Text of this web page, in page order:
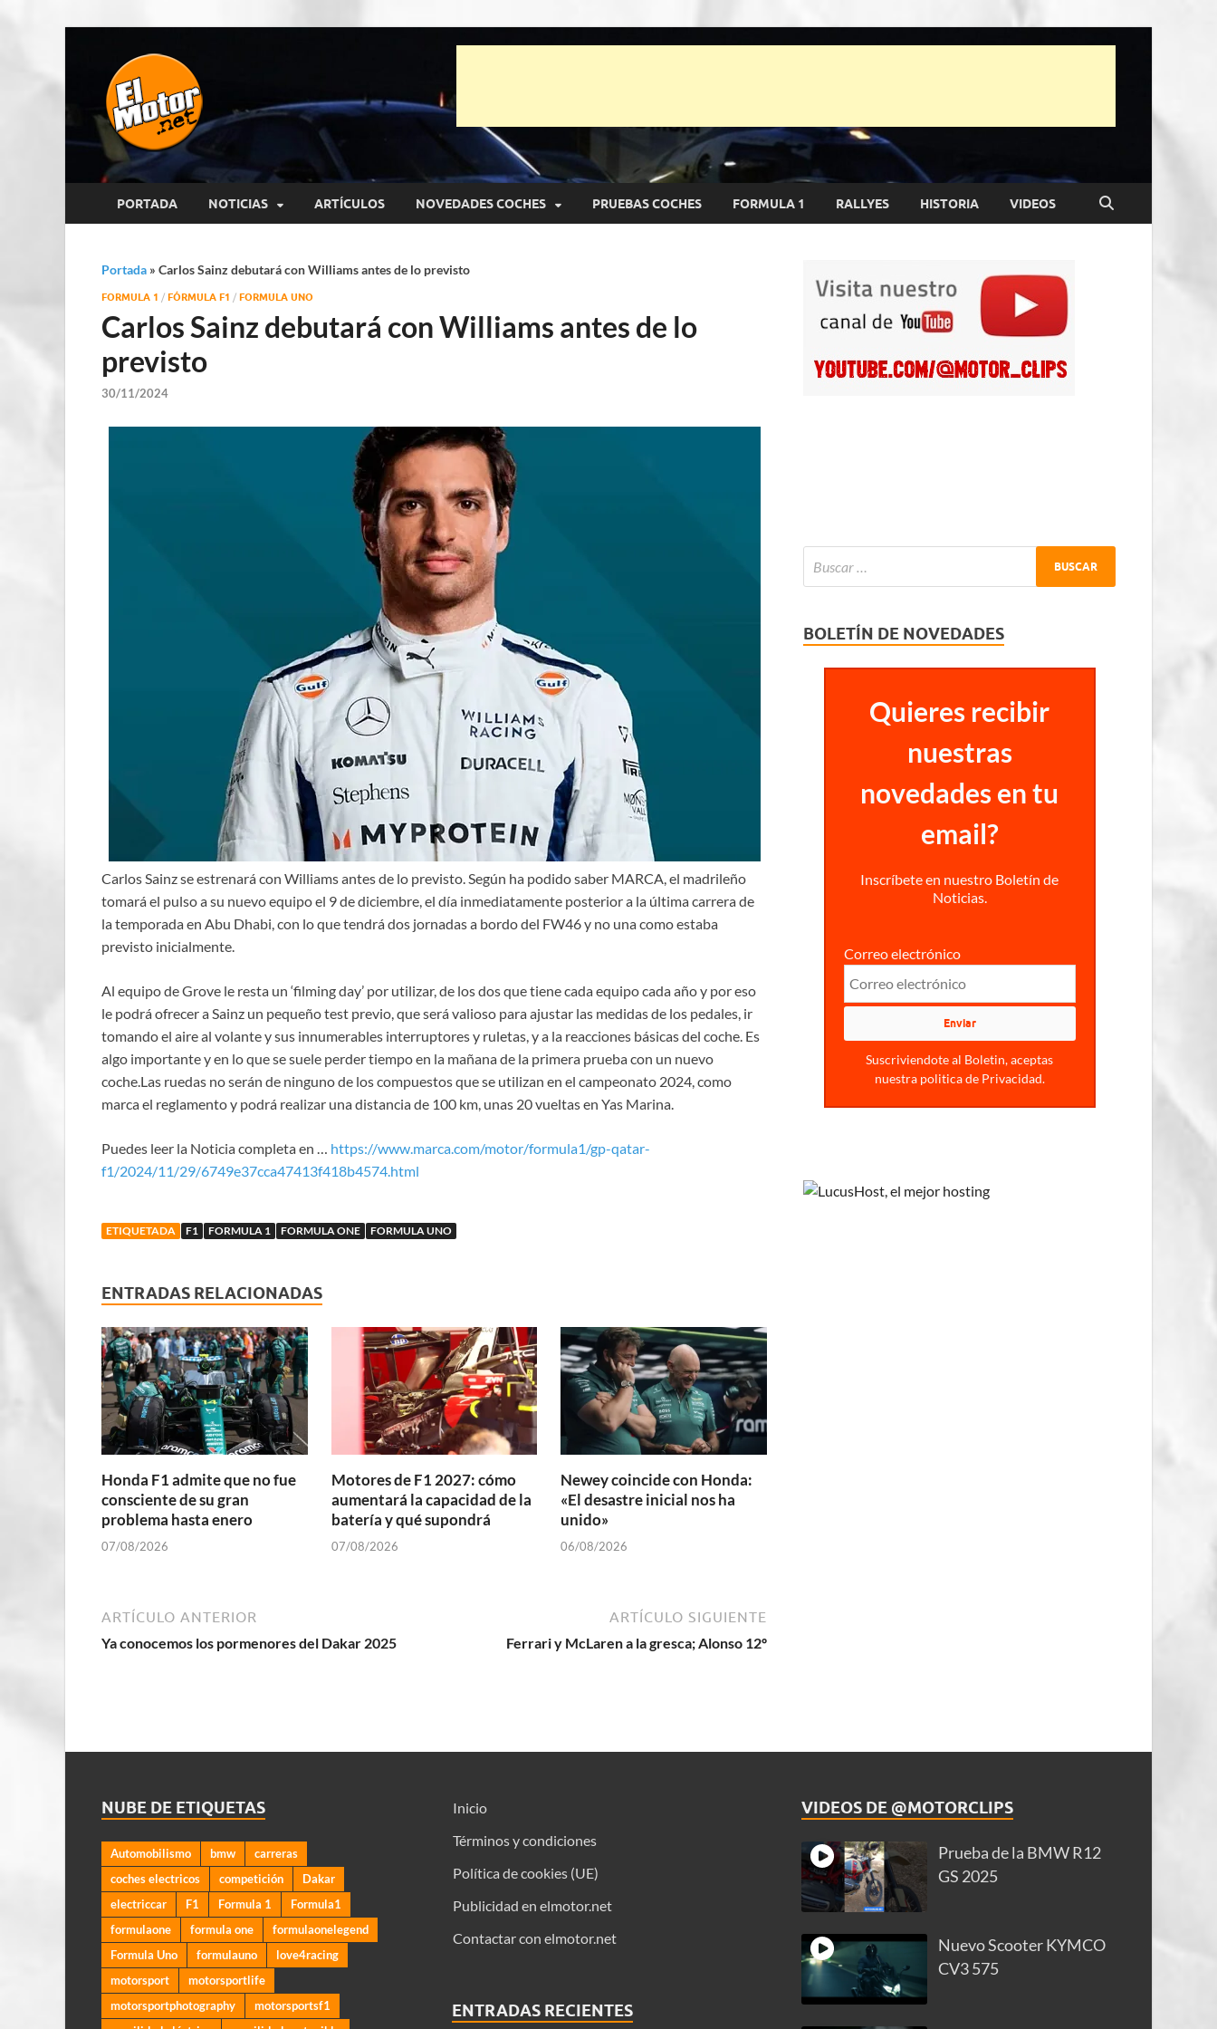
El Motor punto Net
PORTADA NOTICIAS ARTÍCULOS NOVEDADES COCHES PRUEBAS COCHES FORMULA 1 RALLYES HISTORIA VIDEOS
Portada » Carlos Sainz debutará con Williams antes de lo previsto
FORMULA 1 / FÓRMULA F1 / FORMULA UNO
Carlos Sainz debutará con Williams antes de lo
previsto
30/11/2024
Carlos Sainz se estrenará con Williams antes de lo previsto. Según ha podido saber MARCA, el madrileño
tomará el pulso a su nuevo equipo el 9 de diciembre, el día inmediatamente posterior a la última carrera de
la temporada en Abu Dhabi, con lo que tendrá dos jornadas a bordo del FW46 y no una como estaba
previsto inicialmente.
Al equipo de Grove le resta un ‘filming day’ por utilizar, de los dos que tiene cada equipo cada año y por eso
le podrá ofrecer a Sainz un pequeño test previo, que será valioso para ajustar las medidas de los pedales, ir
tomando el aire al volante y sus innumerables interruptores y ruletas, y a la reacciones básicas del coche. Es
algo importante y en lo que se suele perder tiempo en la mañana de la primera prueba con un nuevo
coche.Las ruedas no serán de ninguno de los compuestos que se utilizan en el campeonato 2024, como
marca el reglamento y podrá realizar una distancia de 100 km, unas 20 vueltas en Yas Marina.
Puedes leer la Noticia completa en … https://www.marca.com/motor/formula1/gp-qatar-
f1/2024/11/29/6749e37cca47413f418b4574.html
ETIQUETADA F1 FORMULA 1 FORMULA ONE FORMULA UNO
ENTRADAS RELACIONADAS
Honda F1 admite que no fue
consciente de su gran
problema hasta enero
07/08/2026
Motores de F1 2027: cómo
aumentará la capacidad de la
batería y qué supondrá
07/08/2026
Newey coincide con Honda:
«El desastre inicial nos ha
unido»
06/08/2026
ARTÍCULO ANTERIOR
Ya conocemos los pormenores del Dakar 2025
ARTÍCULO SIGUIENTE
Ferrari y McLaren a la gresca; Alonso 12º
BOLETÍN DE NOVEDADES
Quieres recibir
nuestras
novedades en tu
email?
Inscríbete en nuestro Boletín de
Noticias.
Correo electrónico
Suscriviendote al Boletin, aceptas
nuestra politica de Privacidad.
NUBE DE ETIQUETAS
Automobilismo bmw
carreras
coches electricos
competición
Dakar
electriccar
F1 Formula 1
Formula1
formulaone
formula one
formulaonelegend
Formula Uno
formulauno
love4racing
motorsport
motorsportlife
motorsportphotography
motorsportsf1
Inicio
Términos y condiciones
Política de cookies (UE)
Publicidad en elmotor.net
Contactar con elmotor.net
ENTRADAS RECIENTES
VIDEOS DE @MOTORCLIPS
Prueba de la BMW R12
GS 2025
Nuevo Scooter KYMCO
CV3 575